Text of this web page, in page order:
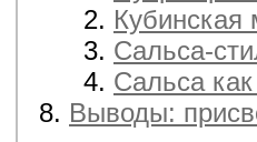
Кубинская
Сальса-
Сальса
Выводы: